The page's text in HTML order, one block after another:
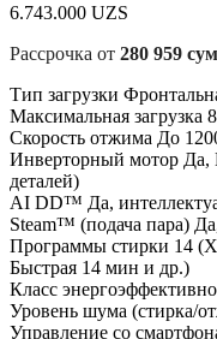
6.743.000 UZS
Рассрочка от 280 959
Тип загрузки
Максимальная загрузка
Скорость отжима До
Инверторный мотор Да,
деталей)
AI DD™ Да,
Steam™ (подача пара)
Программы стирки 14
Быстрая 14 мин и др.)
Класс
Уровень шума (стирка/
Управление со